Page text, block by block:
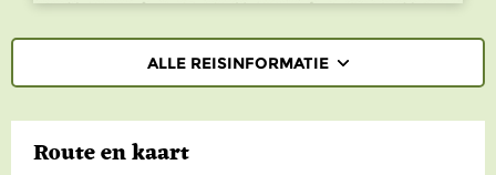
ALLE REISINFORMATIE
VERTREKDATA/PRIJS
Route en kaart